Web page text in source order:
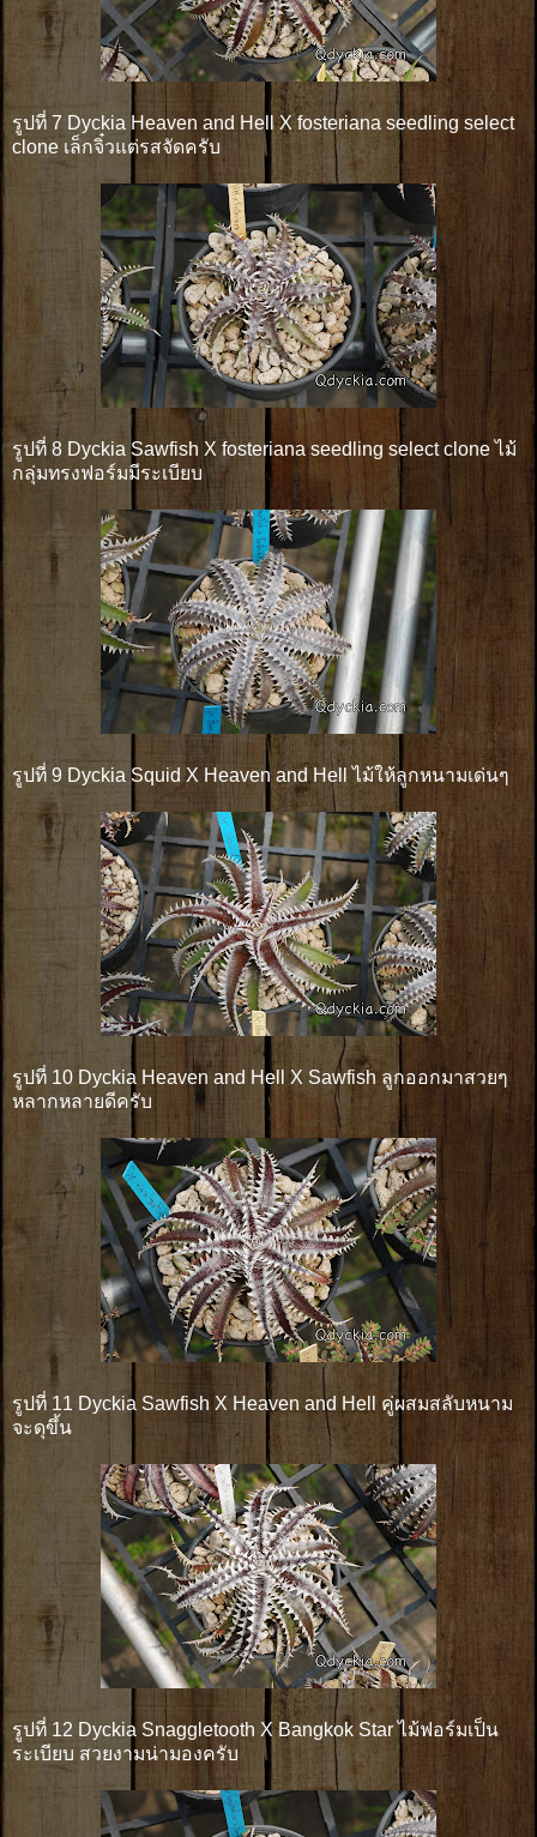
รูปที่ 7 Dyckia Heaven and Hell X fosteriana seedling select
clone เล็กจิ๋วแต่รสจัดครับ
รูปที่ 8 Dyckia Sawfish X fosteriana seedling select clone ไม้
กลุ่มทรงฟอร์มมีระเบียบ
รูปที่ 9 Dyckia Squid X Heaven and Hell ไม้ให้ลูกหนามเด่นๆ
รูปที่ 10 Dyckia Heaven and Hell X Sawfish ลูกออกมาสวยๆ
หลากหลายดีครับ
รูปที่ 11 Dyckia Sawfish X Heaven and Hell คู่ผสมสลับหนาม
จะดุขึ้น
รูปที่ 12 Dyckia Snaggletooth X Bangkok Star ไม้ฟอร์มเป็น
ระเบียบ สวยงามน่ามองครับ